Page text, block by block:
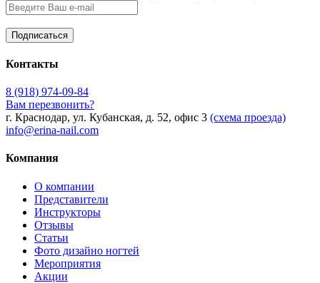
Контакты
8 (918) 974-09-84
Вам перезвонить?
г. Краснодар, ул. Кубанская, д. 52, офис 3 (схема проезда)
info@erina-nail.com
Компания
О компании
Представители
Инструкторы
Отзывы
Статьи
Фото дизайно ногтей
Мероприятия
Акции